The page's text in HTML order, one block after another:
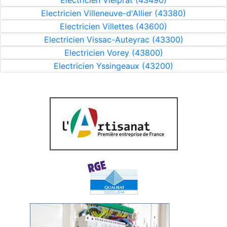
Electricien Villeneuve-d'Allier (43380)
Electricien Villettes (43600)
Electricien Vissac-Auteyrac (43300)
Electricien Vorey (43800)
Electricien Yssingeaux (43200)